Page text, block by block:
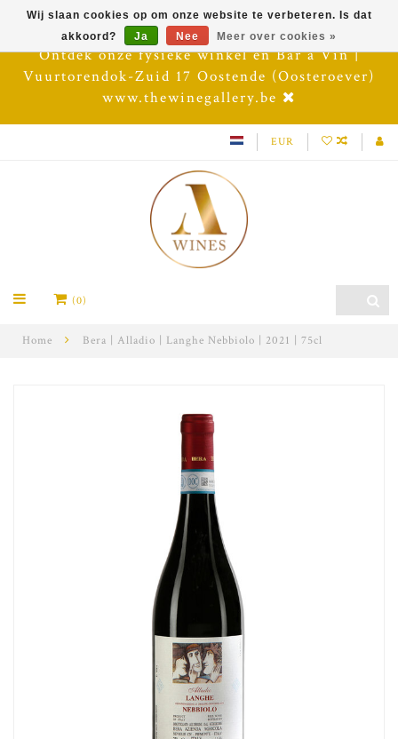
Ontdek onze fysieke winkel en Bar à Vin |
Vuurtorendok-Zuid 17 Oostende (Oosteroever)
www.thewinegallery.be
EUR
(0)
Home Bera | Alladio | Langhe Nebbiolo | 2021 | 75cl
Wij slaan cookies op om onze website te verbeteren. Is dat
akkoord?
Ja Nee Meer over cookies »